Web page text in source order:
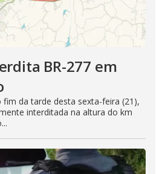
BR-277 em
da tarde desta sexta-feira (21),
interditada na altura do km